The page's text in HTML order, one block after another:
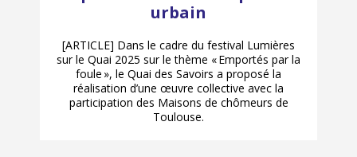
urbain
[ARTICLE] Dans le cadre du festival Lumières
sur le Quai 2025 sur le thème « Emportés par la
foule », le Quai des Savoirs a proposé la
réalisation d’une œuvre collective avec la
participation des Maisons de chômeurs de
Toulouse.